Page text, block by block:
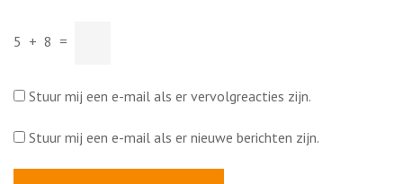
5 + 8 =
Stuur mij een e-mail als er vervolgreacties zijn.
Stuur mij een e-mail als er nieuwe berichten zijn.